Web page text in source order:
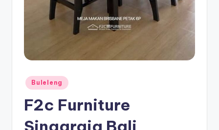
Posted
in
Buleleng
F2c Furniture